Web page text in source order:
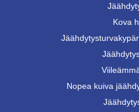
Kova
Nopea kuiva